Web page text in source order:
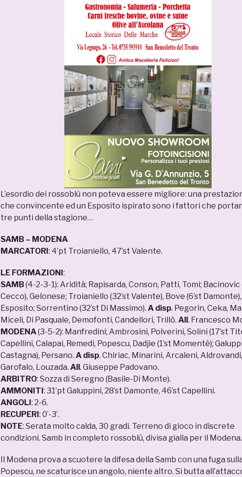
L’esordio dei rossoblù non poteva essere migliore: una
che convincente ed un Esposito ispirato sono i fattori che
tre punti della stagione…
SAMB – MODENA
MARCATORI: 4’pt Troianiello, 47’st Valente.
LE FORMAZIONI:
SAMB(4-2-3-1): Aridità; Rapisarda, Conson, Patti, Tomi; Bacinovic
Cecco), Gelonese; Troianiello (32’st Valente), Bove (6’st Damonte),
Esposito; Sorrentino (32’st Di Massimo). A disp. Pegorin, Ceka,
Miceli, Di Pasquale, Demofonti, Candellori, Trillò. All. Francesco
MODENA(3-5-2): Manfredini; Ambrosini, Polverini, Solini (17’st
Capellini, Calapai, Remedi, Popescu, Dadjie (1’st Momentè);
Castagna), Persano. A disp. Chiriac, Minarini, Arcaleni, Aldrovandi,
Garofalo, Louzada. All. Giuseppe Padovano.
ARBITRO: Sozza di Seregno (Basile-Di Monte).
AMMONITI: 31’pt Galuppini, 28’st Damonte, 46’st Capellini.
ANGOLI: 2-6.
RECUPERI: 0’-3’.
NOTE: Serata molto calda, 30 gradi. Terreno di gioco in discrete
condizioni. Samb in completo rossoblù, divisa gialla per il Modena.
Il Modena prova a scuotere la difesa della Samb con una fuga
Popescu, ne scaturisce un angolo, niente altro. Si butta